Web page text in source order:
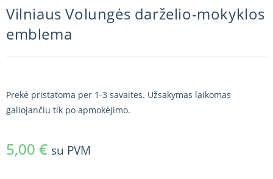
Vilniaus Volungės darželio-mokyklos
emblema
Prekė pristatoma per 1-3 savaites. Užsakymas laikomas
galiojančiu tik po apmokėjimo.
5,00 € su PVM